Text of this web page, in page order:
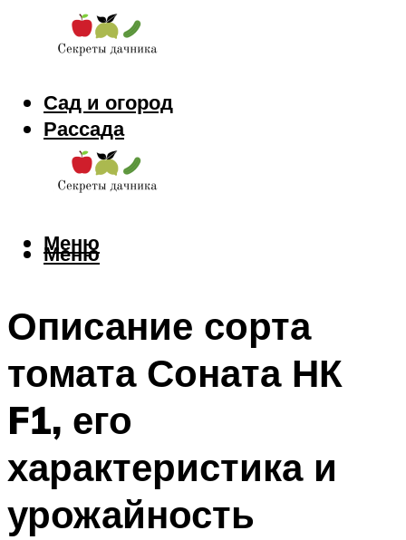
Сад и огород
Рассада
Цветы
Заготовки
Меню
Меню
Описание сорта
томата Соната НК
F1, его
характеристика и
урожайность